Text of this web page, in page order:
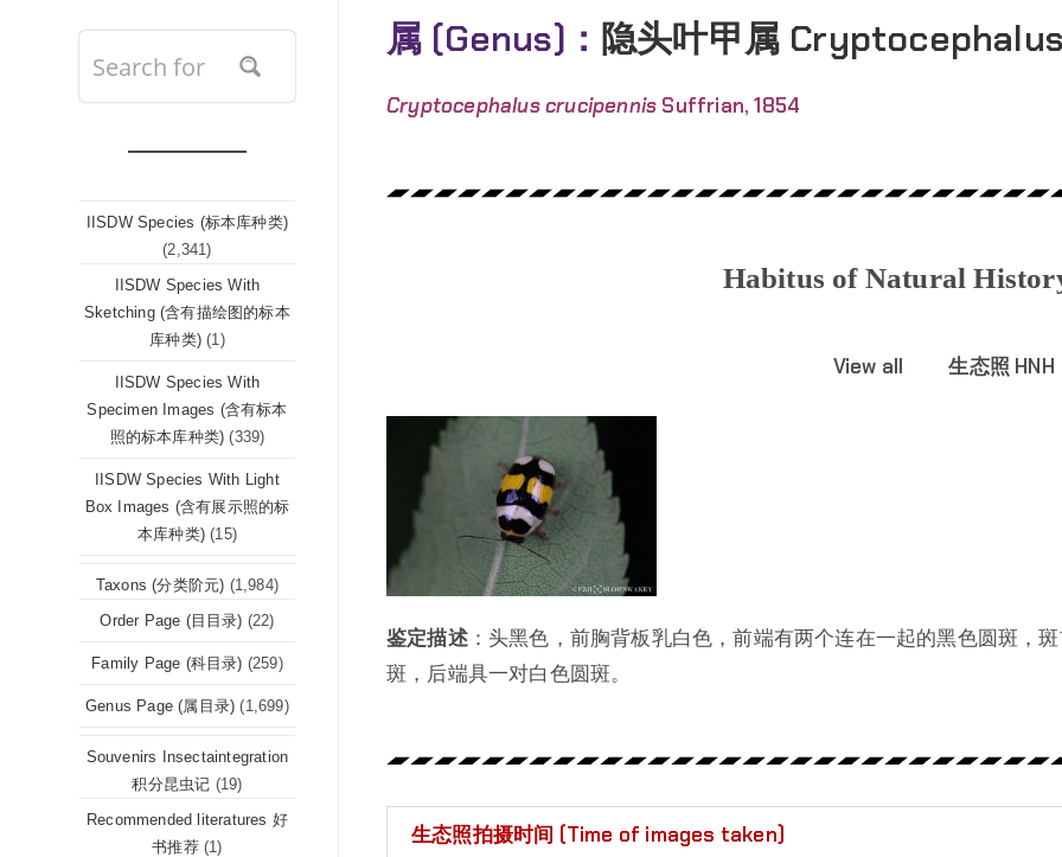
属 (Genus)： 隐头叶甲属
Cryptocephalus crucipennis Suffrian, 1854
Habitus of Natural
View all 生态照 HNH
鉴定描述：头黑色，前胸背板乳白色，前端有两个连在一起的黑色圆斑，
斑，后端具一对白色圆斑。
生态照拍摄时间 (Time of images taken)
IISDW Species (标本库种类)
(2,341)
IISDW Species With
Sketching (含有描绘图的标本
库种类) (1)
IISDW Species With
Specimen Images (含有标本
照的标本库种类) (339)
IISDW Species With Light
Box Images (含有展示照的标
本库种类) (15)
Taxons (分类阶元) (1,984)
Order Page (目目录) (22)
Family Page (科目录) (259)
Genus Page (属目录) (1,699)
Souvenirs Insectaintegration
积分昆虫记 (19)
Recommended literatures 好
书推荐 (1)